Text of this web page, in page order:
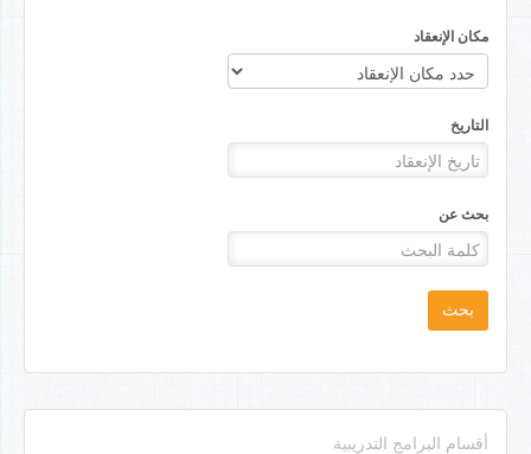
مكان الإنعقاد
التاريخ
بحث عن
بحث
أقسام البرامج التدريبية